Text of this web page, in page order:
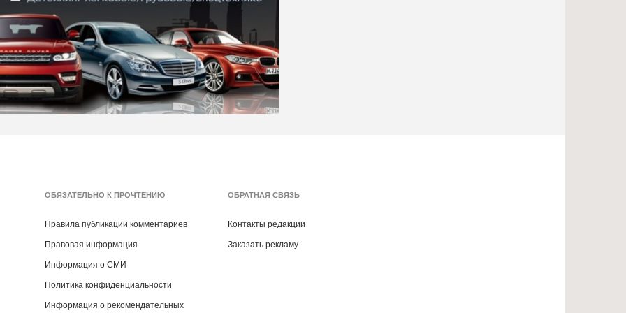
ОБЯЗАТЕЛЬНО К ПРОЧТЕНИЮ
Правила публикации комментариев
Правовая информация
Информация о СМИ
Политика конфиденциальности
Информация о рекомендательных
ОБРАТНАЯ СВЯЗЬ
Контакты редакции
Заказать рекламу